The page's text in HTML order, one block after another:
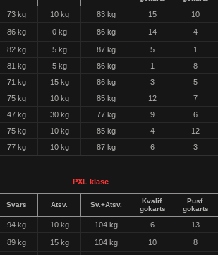
73 kg 10 kg 83 kg 15 10
86 kg 0 kg 86 kg 14 4
82 kg 5 kg 87 kg 5 1
81 kg 5 kg 86 kg 1 8
71 kg 15 kg 86 kg 3 5
75 kg 10 kg 85 kg 12 7
47 kg 30 kg 77 kg 9 6
75 kg 10 kg 85 kg 4 12
77 kg 10 kg 87 kg 6 3
PXL klase
Svars Atsv. Sv.+Atsv.
Kvalif.
gokarts
Pusf.
gokarts
94 kg 10 kg 104 kg 6 13
89 kg 15 kg 104 kg 10 8